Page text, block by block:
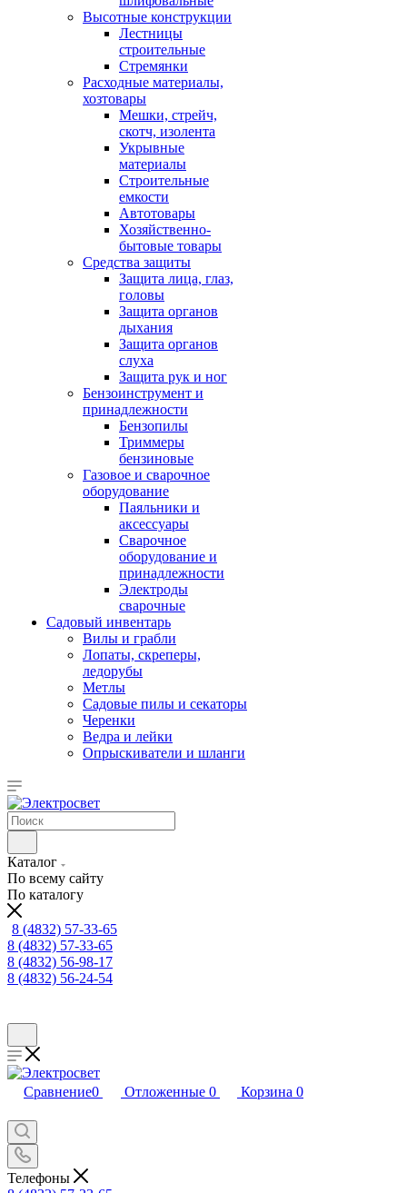
Высотные конструкции
Лестницы
строительные
Стремянки
Расходные материалы,
хозтовары
Мешки, стрейч,
скотч, изолента
Укрывные
материалы
Строительные
емкости
Автотовары
Хозяйственно-
бытовые товары
Средства защиты
Защита лица, глаз,
головы
Защита органов
дыхания
Защита органов
слуха
Защита рук и ног
Бензоинструмент и
принадлежности
Бензопилы
Триммеры
бензиновые
Газовое и сварочное
оборудование
Паяльники и
аксессуары
Сварочное
оборудование и
принадлежности
Электроды
сварочные
Садовый инвентарь
Вилы и грабли
Лопаты, скреперы,
ледорубы
Метлы
Садовые пилы и секаторы
Черенки
Ведра и лейки
Опрыскиватели и шланги
Каталог
По всему сайту
По каталогу
8 (4832) 57-33-65
8 (4832) 57-33-65
8 (4832) 56-98-17
8 (4832) 56-24-54
Сравнение0 Отложенные 0 Корзина 0
Телефоны